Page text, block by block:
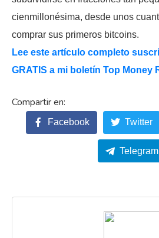
cienmillonésima, desde unos
comprar sus primeros bitcoins.
Lee este artículo completo
GRATIS a mi boletín Top Money
Facebook Twitter
Telegram